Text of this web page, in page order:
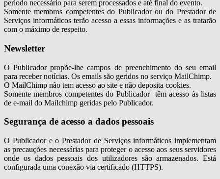
periodo necessário para serem processados e até final do evento.
Somente membros competentes do Publicador ou do Prestador de
Serviços informáticos terão acesso a essas informações e as tratarão
com o máximo de respeito.
Newsletter
O Publicador propõe-lhe campos de preenchimento do seu email
para receber notícias. Os emails são geridos no serviço MailChimp.
O MailChimp não tem acesso ao site e não deposita cookies.
Somente membros competentes do Publicador têm acesso às listas
de e-mail do Mailchimp geridas pelo Publicador.
Segurança de acesso a dados pessoais
O Publicador e o Prestador de Serviços informáticos implementam
as precauções necessárias para proteger o acesso aos seus servidores
onde os dados pessoais dos utilizadores são armazenados. Está
configurada uma conexão via certificado (HTTPS).